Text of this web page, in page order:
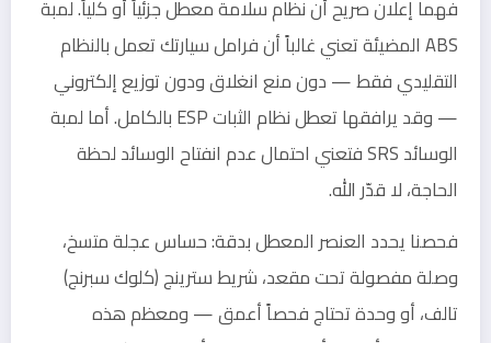
فهما إعلان صريح أن نظام سلامة معطل جزئياً أو كلياً. لمبة
ABS المضيئة تعني غالباً أن فرامل سيارتك تعمل بالنظام
التقليدي فقط — دون منع انغلاق ودون توزيع إلكتروني
— وقد يرافقها تعطل نظام الثبات ESP بالكامل. أما لمبة
الوسائد SRS فتعني احتمال عدم انفتاح الوسائد لحظة
الحاجة، لا قدّر الله.
فحصنا يحدد العنصر المعطل بدقة: حساس عجلة متسخ،
وصلة مفصولة تحت مقعد، شريط سترينج (كلوك سبرنج)
تالف، أو وحدة تحتاج فحصاً أعمق — ومعظم هذه